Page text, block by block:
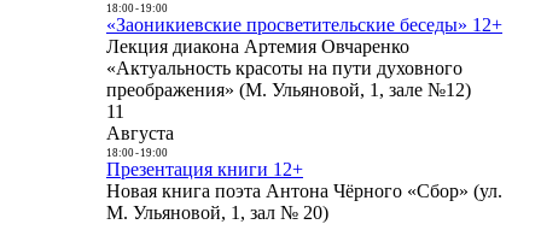
18:00- 19:00
«Заоникиевские просветительские беседы» 12+
Лекция диакона Артемия Овчаренко
«Актуальность красоты на пути духовного
преображения» (М. Ульяновой, 1, зале №12)
11
Августа
18:00- 19:00
Презентация книги 12+
Новая книга поэта Антона Чёрного «Сбор» (ул.
М. Ульяновой, 1, зал № 20)